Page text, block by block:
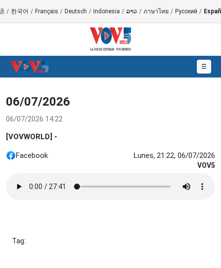
/ 한국어 / Français / Deutsch / Indonesia / ລາວ / ภาษาไทย / Русский /
☰
06/07/2026
06/07/2026 14:22
[VOVWORLD] -
Facebook Lunes, 21:22, 06/07/2026
VOV5
Tag: